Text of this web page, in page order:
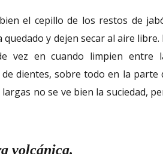
el cepillo de los restos de
quedado y dejen secar al aire libre.
vez en cuando limpien entre
dientes, sobre todo en la parte
largas no se ve bien la suciedad,
volcánica.